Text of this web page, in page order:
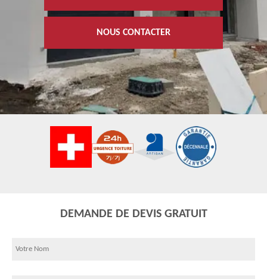
NOUS CONTACTER
DEMANDE DE DEVIS GRATUIT